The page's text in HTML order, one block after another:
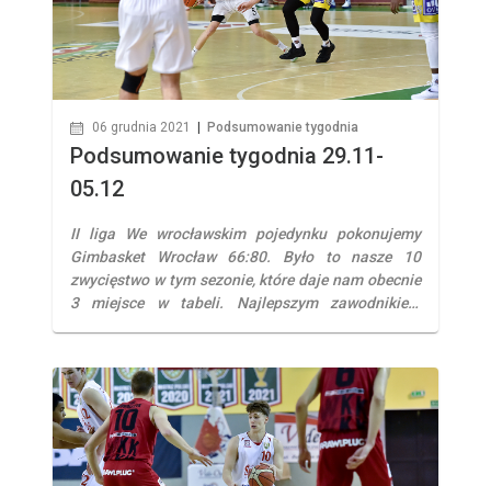
06 grudnia 2021 Podsumowanie tygodnia
Podsumowanie tygodnia 29.11-
05.12
II liga We wrocławskim pojedynku pokonujemy
Gimbasket Wrocław 66:80. Było to nasze 10
zwycięstwo w tym sezonie, które daje nam obecnie
3 miejsce w tabeli. Najlepszym zawodnikiem
punktów, 7 zbiórek, 3 przechwyty. III liga
Podopieczni trenera Tomasza Jankowskiego
przegrali w Kosynierce z drużyną […]